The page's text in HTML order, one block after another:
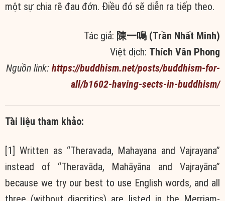
một sự chia rẽ đau đớn. Điều đó sẽ diễn ra tiếp theo.
Tác giả: 陳一鳴 (Trần Nhất Minh)
Việt dịch: Thích Vân Phong
Nguồn link: https://buddhism.net/posts/buddhism-for-
all/b1602-having-sects-in-buddhism/
Tài liệu tham khảo:
[1] Written as “Theravada, Mahayana and Vajrayana”
instead of “Theravāda, Mahāyāna and Vajrayāna”
because we try our best to use English words, and all